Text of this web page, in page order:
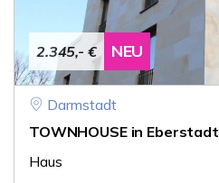
2.345,- € NEU
Darmstadt
TOWNHOUSE in Eberstadt
Haus